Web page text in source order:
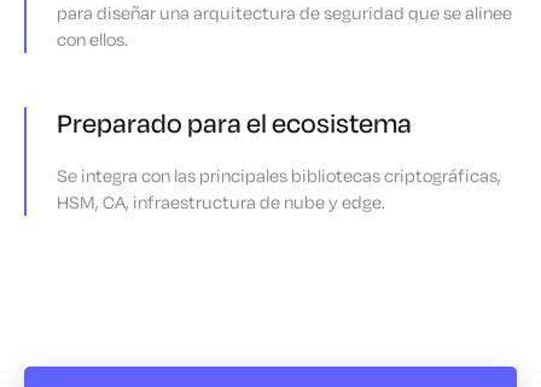
para diseñar una arquitectura de seguridad que se alinee
con ellos.
Preparado para el ecosistema
Se integra con las principales bibliotecas criptográficas,
HSM, CA, infraestructura de nube y edge.